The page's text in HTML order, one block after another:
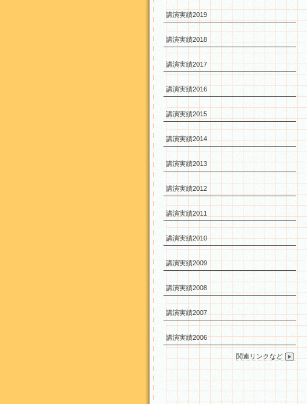
講演実績2019
講演実績2018
講演実績2017
講演実績2016
講演実績2015
講演実績2014
講演実績2013
講演実績2012
講演実績2011
講演実績2010
講演実績2009
講演実績2008
講演実績2007
講演実績2006
関連リンクなど